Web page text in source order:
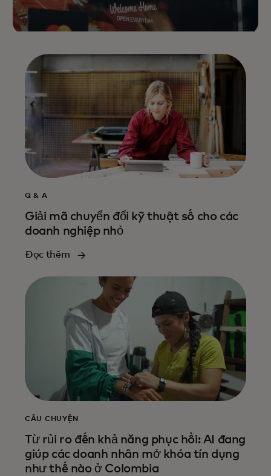
Q & A
Giải mã chuyển đổi kỹ thuật số cho các
doanh nghiệp nhỏ
Đọc thêm
CÂU CHUYỆN
Từ rủi ro đến khả năng phục hồi: AI đang
giúp các doanh nhân mở khóa tín dụng
như thế nào ở Colombia